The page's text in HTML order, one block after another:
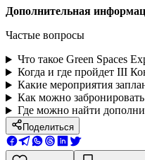
Дополнительная
Частые вопросы
Что такое Green Spaces
Когда и где пройдет III
Какие мероприятия
Как можно
Где можно найти
Поделиться